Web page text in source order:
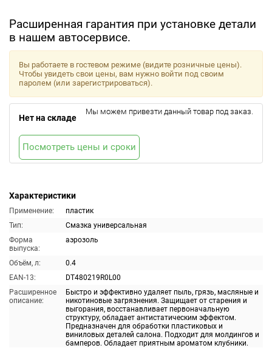
Расширенная гарантия при установке детали
в нашем автосервисе.
Характеристики
Применение:
пластик
Тип:
Смазка универсальная
Форма
выпуска:
аэрозоль
Объём, л:
0.4
EAN-13:
DT480219R0L00
Расширенное
описание:
Быстро и эффективно удаляет пыль, грязь, масляные и
никотиновые загрязнения. Защищает от старения и
выгорания, восстанавливает первоначальную
структуру, обладает антистатическим эффектом.
Предназначен для обработки пластиковых и
виниловых деталей салона. Подходит для молдингов и
бамперов. Обладает приятным ароматом клубники.
Вы работаете в гостевом режиме (видите розничные цены).
Чтобы увидеть свои цены, вам нужно войти под своим
паролем (или зарегистрироваться).
Нет на складе
Мы можем привезти данный товар под заказ.
Посмотреть цены и сроки